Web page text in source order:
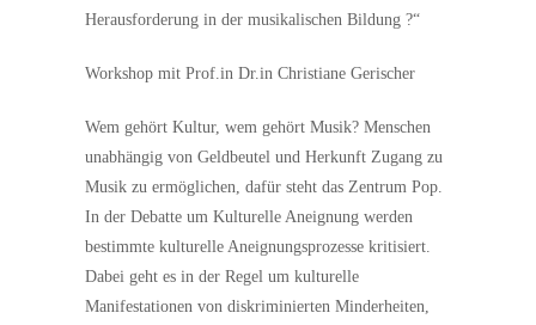
Herausforderung in der musikalischen Bildung ?“
Workshop mit Prof.in Dr.in Christiane Gerischer
Wem gehört Kultur, wem gehört Musik? Menschen
unabhängig von Geldbeutel und Herkunft Zugang zu
Musik zu ermöglichen, dafür steht das Zentrum Pop.
In der Debatte um Kulturelle Aneignung werden
bestimmte kulturelle Aneignungsprozesse kritisiert.
Dabei geht es in der Regel um kulturelle
Manifestationen von diskriminierten Minderheiten,